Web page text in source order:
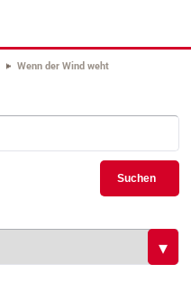
Wenn der Wind weht
Suchen